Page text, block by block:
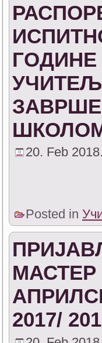
ГОДИНЕ
20. Feb
Posted in
МАСТЕР
2017/